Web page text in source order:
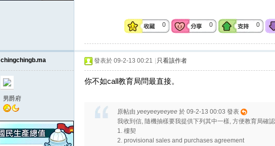
0 0 0
chingchingb.ma
男爵府
發表於 09-2-13 00:21 只看該作者
你不如call教育局問最直接。
原帖由 yeeyeeyeeyee 於 09-2-13 00:03 發表
我收到信, 隨機抽樣要我提供下列其中一樣, 方便教育局確
1. 樓契
2. provisional sales and purchases agreement